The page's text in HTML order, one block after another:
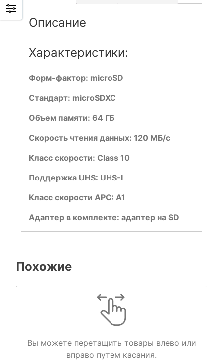
Описание
Характеристики:
Форм-фактор: microSD
Стандарт: microSDXC
Объем памяти: 64 ГБ
Скорость чтения данных: 120 МБ/с
Класс скорости: Class 10
Поддержка UHS: UHS-I
Класс скорости APC: A1
Адаптер в комплекте: адаптер на SD
Похожие
Вы можете перетащить товары влево или
вправо путем касания.